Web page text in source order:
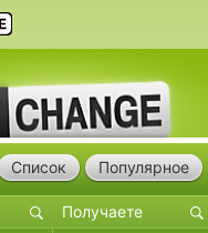
Список Популярное